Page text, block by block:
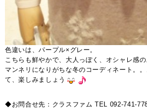
色違いは、パープル×グレー。
こちらも鮮やかで、大人っぽく、オシャレ感
マンネリになりがちな冬のコーディネート。
て、楽しみましょう
◆お問合せ先：クラスファム TEL 092-741-